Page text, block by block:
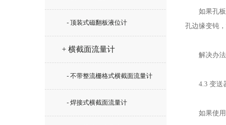
- 顶装式磁翻板液位计
+ 横截面流量计
- 不带整流栅格式横截面流量计
- 焊接式横截面流量计
如果孔板使
孔边缘变钝
解决办法：
4.3 变送
如果使用时